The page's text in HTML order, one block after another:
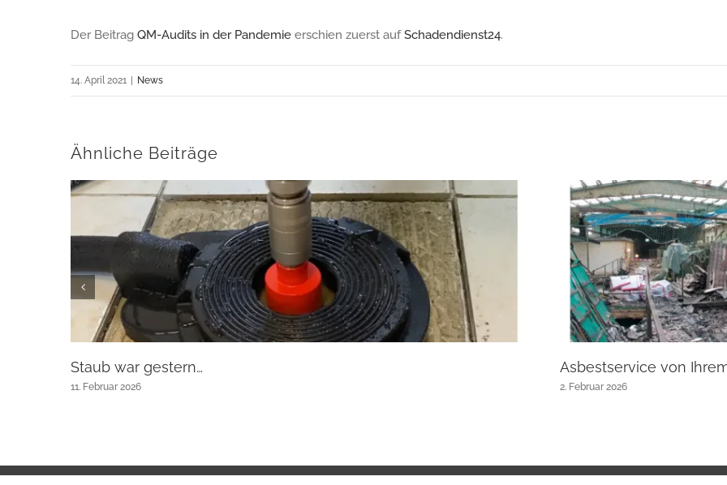
Der Beitrag QM-Audits in der Pandemie erschien zuerst aufSchadendienst24.
14. April 2021 News
Ähnliche Beiträge
Staub war gestern…
11. Februar 2026
Asbestservice von
2. Februar 2026